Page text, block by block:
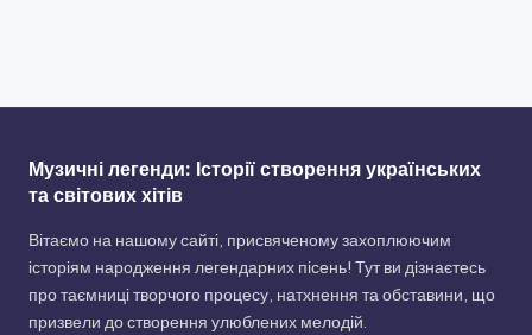
Музичні легенди: Історії створення українських
та світових хітів
Вітаємо на нашому сайті, присвяченому захоплюючим
історіям народження легендарних пісень! Тут ви дізнаєтесь
про таємниці творчого процесу, натхнення та обставини, що
призвели до створення улюблених мелодій.